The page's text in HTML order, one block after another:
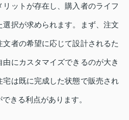
ットが存在し、購入者のライフ
選択が求められます。まず、注文
者の希望に応じて設計されるた
にカスタマイズできるのが大き
は既に完成した状態で販売され
きる利点があります。